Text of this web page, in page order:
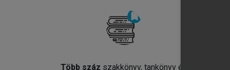
Több száz szakkönyv, tankönyv és